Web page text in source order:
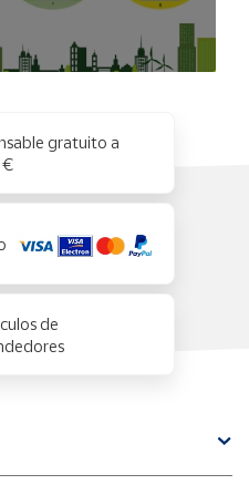
gratuito a
€
de